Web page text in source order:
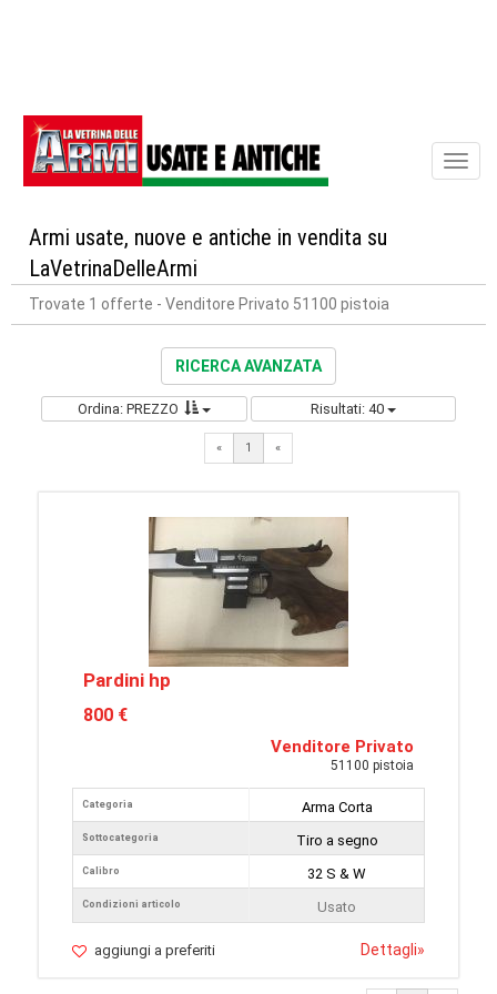
Armi usate, nuove e antiche in vendita su
LaVetrinaDelleArmi
Trovate 1 offerte - Venditore Privato 51100 pistoia
RICERCA AVANZATA
Ordina: PREZZO Risultati: 40
« 1 «
Pardini hp
800 €
Venditore Privato
51100 pistoia
Categoria
Sottocategoria
Calibro
Condizioni articolo
Arma Corta
Tiro a segno
32 S & W
Usato
aggiungi a preferiti Dettagli»